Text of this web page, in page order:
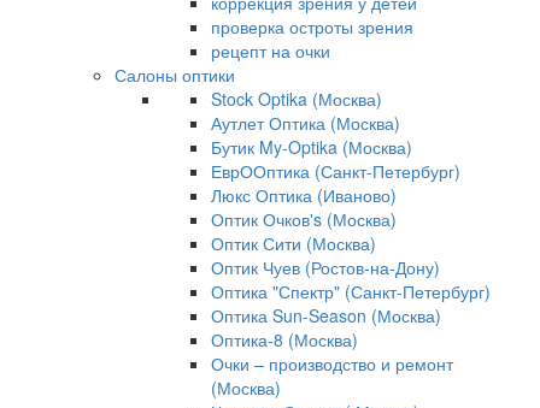
проверка остроты зрения
рецепт на очки
Салоны оптики
Stock Optika (Москва)
Аутлет Оптика (Москва)
Бутик My-Optika (Москва)
ЕврООптика (Санкт-Петербург)
Люкс Оптика (Иваново)
Оптик Очков's (Москва)
Оптик Сити (Москва)
Оптик Чуев (Ростов-на-Дону)
Оптика "Спектр" (Санкт-Петербург)
Оптика Sun-Season (Москва)
Оптика-8 (Москва)
Очки – производство и ремонт
(Москва)